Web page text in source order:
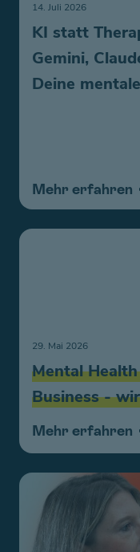
14. Juli 2026
KI statt
Gemini,
Deine
Mehr erfahren
29. Mai 2026
Mental
Business -
Mehr erfahren